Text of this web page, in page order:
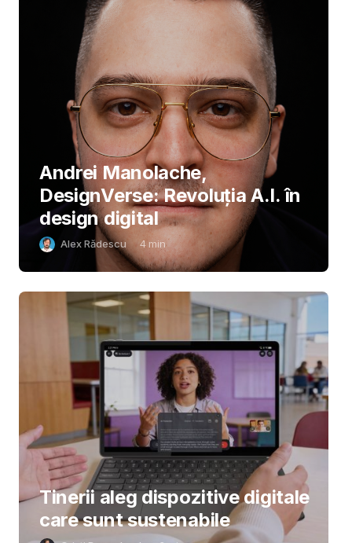
Andrei Manolache,
DesignVerse: Revoluția A.I. în
design digital
Alex Rădescu 4 min
Tinerii aleg dispozitive digitale
care sunt sustenabile